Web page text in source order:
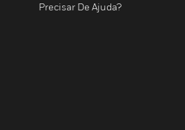
Precisar De Ajuda?